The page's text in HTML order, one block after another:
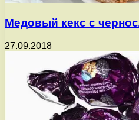
Медовый кекс с
27.09.2018